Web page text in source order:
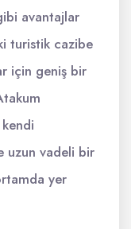
avantajlar
turistik cazibe
için geniş bir
uzun vadeli bir
yer